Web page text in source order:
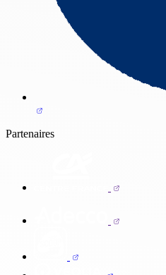
Partenaires